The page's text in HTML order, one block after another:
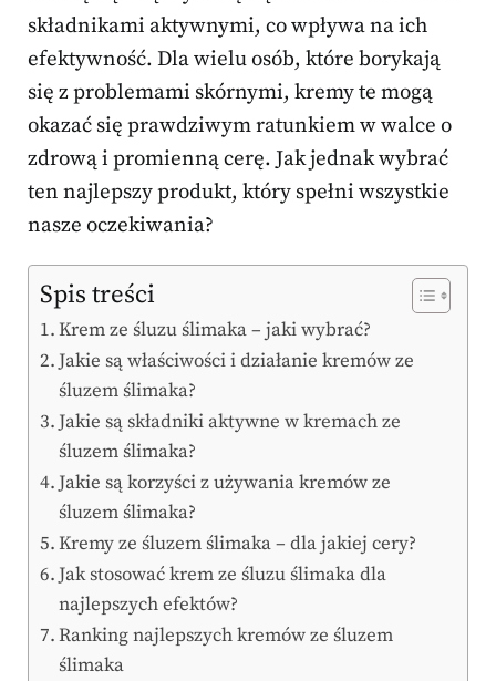
składnikami aktywnymi, co wpływa na ich
efektywność. Dla wielu osób, które borykają
się z problemami skórnymi, kremy te mogą
okazać się prawdziwym ratunkiem w walce o
zdrową i promienną cerę. Jak jednak wybrać
ten najlepszy produkt, który spełni wszystkie
nasze oczekiwania?
Spis treści
Krem ze śluzu ślimaka – jaki wybrać?
Jakie są właściwości i działanie kremów ze
śluzem ślimaka?
Jakie są składniki aktywne w kremach ze
śluzem ślimaka?
Jakie są korzyści z używania kremów ze
śluzem ślimaka?
Kremy ze śluzem ślimaka – dla jakiej cery?
Jak stosować krem ze śluzu ślimaka dla
najlepszych efektów?
Ranking najlepszych kremów ze śluzem
ślimaka